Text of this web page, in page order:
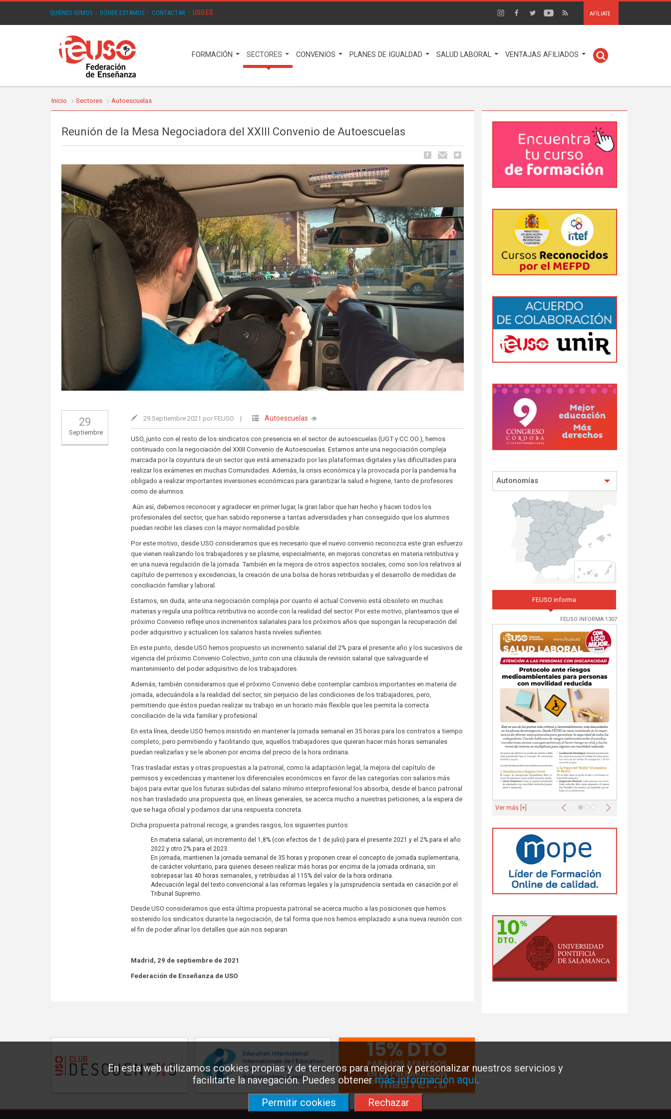
En esta web utilizamos cookies propias y de terceros para mejorar y personalizar nuestros servicios y
facilitarte la navegación. Puedes obtenermás información aquí.
Permitir cookies
Rechazar
QUIÉNES SOMOS · DÓNDE ESTAMOS · CONTACTAR · USO.ES AFÍLIATE
FORMACIÓN SECTORES CONVENIOS PLANES DE IGUALDAD SALUD LABORAL VENTAJAS AFILIADOS
Inicio Sectores Autoescuelas
Reunión de la Mesa Negociadora del XXIII Convenio de Autoescuelas
29
Septiembre
29 Septiembre 2021 por FEUSO | Autoescuelas
USO, junto con el resto de los sindicatos con presencia en el sector de autoescuelas (UGT y CC.OO.), hemos
continuado con la negociación del XXIII Convenio de Autoescuelas. Estamos ante una negociación compleja
marcada por la coyuntura de un sector que está amenazado por las plataformas digitales y las dificultades para
realizar los exámenes en muchas Comunidades. Además, la crisis económica y la provocada por la pandemia ha
obligado a realizar importantes inversiones económicas para garantizar la salud e higiene, tanto de profesores
como de alumnos.
Aún así, debemos reconocer y agradecer en primer lugar, la gran labor que han hecho y hacen todos los
profesionales del sector, que han sabido reponerse a tantas adversidades y han conseguido que los alumnos
puedan recibir las clases con la mayor normalidad posible.
Por este motivo, desde USO consideramos que es necesario que el nuevo convenio reconozca este gran esfuerzo
que vienen realizando los trabajadores y se plasme, especialmente, en mejoras concretas en materia retributiva y
en una nueva regulación de la jornada. También en la mejora de otros aspectos sociales, como son los relativos al
capítulo de permisos y excedencias, la creación de una bolsa de horas retribuidas y el desarrollo de medidas de
conciliación familiar y laboral.
Estamos, sin duda, ante una negociación compleja por cuanto el actual Convenio está obsoleto en muchas
materias y regula una política retributiva no acorde con la realidad del sector. Por este motivo, planteamos que el
próximo Convenio refleje unos incrementos salariales para los próximos años que supongan la recuperación del
poder adquisitivo y actualicen los salarios hasta niveles sufientes.
En este punto, desde USO hemos propuesto un incremento salarial del 2% para el presente año y los sucesivos de
vigencia del próximo Convenio Colectivo, junto con una cláusula de revisión salarial que salvaguarde el
mantenimiento del poder adquisitivo de los trabajadores.
Además, también consideramos que el próximo Convenio debe contemplar cambios importantes en materia de
jornada, adecuándola a la realidad del sector, sin perjuicio de las condiciones de los trabajadores, pero,
permitiendo que éstos puedan realizar su trabajo en un horario más flexible que les permita la correcta
conciliación de la vida familiar y profesional.
En esta línea, desde USO hemos insistido en mantener la jornada semanal en 35 horas para los contratos a tiempo
completo, pero permitiendo y facilitando que, aquellos trabajadores que quieran hacer más horas semanales
puedan realizarlas y se le abonen por encima del precio de la hora ordinaria.
Tras trasladar estas y otras propuestas a la patronal, como la adaptación legal, la mejora del capítulo de
permisos y excedencias y mantener los diferenciales económicos en favor de las categorías con salarios más
bajos para evitar que los futuras subidas del salario mínimo interprofesional los absorba, desde el banco patronal
nos han trasladado una propuesta que, en líneas generales, se acerca mucho a nuestras peticiones, a la espera de
que se haga oficial y podamos dar una respuesta concreta.
Dicha propuesta patronal recoge, a grandes rasgos, los siguientes puntos:
En materia salarial, un incremento del 1,8% (con efectos de 1 de julio) para el presente 2021 y el 2% para el año
2022 y otro 2% para el 2023.
En jornada, mantienen la jornada semanal de 35 horas y proponen crear el concepto de jornada suplementaria,
de carácter voluntario, para quienes deseen realizar más horas por encima de la jornada ordinaria, sin
sobrepasar las 40 horas semanales, y retribuidas al 115% del valor de la hora ordinaria.
Adecuación legal del texto convencional a las reformas legales y la jurisprudencia sentada en casación por el
Tribunal Supremo.
Desde USO consideramos que esta última propuesta patronal se acerca mucho a las posiciones que hemos
sostenido los sindicatos durante la negociación, de tal forma que nos hemos emplazado a una nueva reunión con
el fin de poder afinar los detalles que aún nos separan.
Madrid, 29 de septiembre de 2021
Federación de Enseñanza de USO
Autonomías
FEUSO informa
FEUSO INFORMA 1307
Anterior Siguiente
Ver más [+]